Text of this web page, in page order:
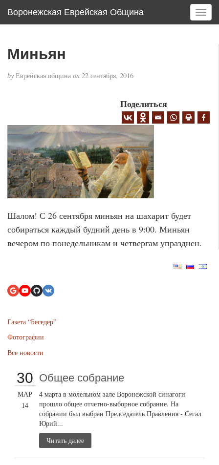
Воронежская Еврейская Община
T
o
i
g
Миньян
by Еврейская община on 22 сентября, 2016
Поделиться
Шалом! С 26 сентября миньян на шахарит будет
собираться каждый будний день в 9:00. Миньян
вечером по понедельникам и четвергам упразднен.
Газета “Беседер”
Фотографии
Все новости
30
МАР
14
Общее собрание
4 марта в молельном зале Воронежской синагоги
прошло общее отчетно-выборное собрание. На
собрании был выбран Председатель Правления - Сегал
Юрий...
Читать далее